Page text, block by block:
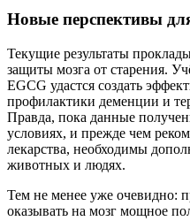
Новые перспективы
Текущие результаты
защиты мозга от старения.
EGCG удастся создать
профилактики деменции и
Правда, пока данные
условиях, и прежде чем
лекарства, необходимы
животных и людях.
Тем не менее уже очевидно:
оказывать на мозг мощное